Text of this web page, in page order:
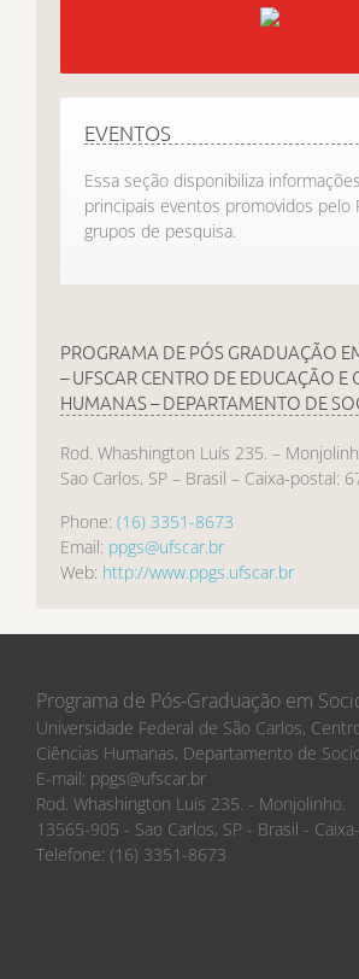
EVENTOS
Essa seção disponibiliza
principais eventos promovidos pelo
grupos de pesquisa.
PROGRAMA DE PÓS GRADUAÇÃO
– UFSCAR CENTRO DE EDUCAÇÃO E
HUMANAS – DEPARTAMENTO DE
Rod. Whashington Luís 235. –
Sao Carlos, SP – Brasil – Caixa-postal:
Phone: (16) 3351-8673
Email: ppgs@ufscar.br
Web: http://www.ppgs.ufscar.br
Programa de Pós-Graduação em
Universidade Federal de São Carlos,
Ciências Humanas, Departamento de
E-mail: ppgs@ufscar.br
Rod. Whashington Luís 235. - Monjolinho.
13565-905 - Sao Carlos, SP - Brasil -
Telefone: (16) 3351-8673